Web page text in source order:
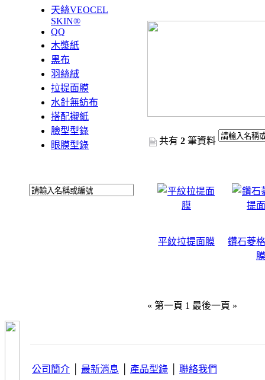
天絲VEOCEL
SKIN®
QQ
木漿紙
黑布
羽絲絨
拉提面膜
水針無紡布
搭配襯紙
臉型型錄
眼膜型錄
共有 2 筆資料
平紋拉提面膜
鑽石菱
膜
« 第一頁 1 最後一頁 »
公司簡介 最新消息 產品型錄 聯絡我們